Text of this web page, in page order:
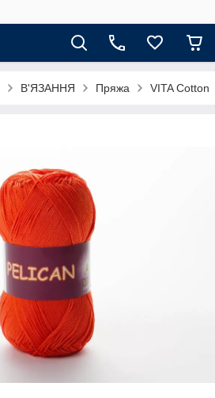
В'ЯЗАННЯ Пряжа VITA Cotton